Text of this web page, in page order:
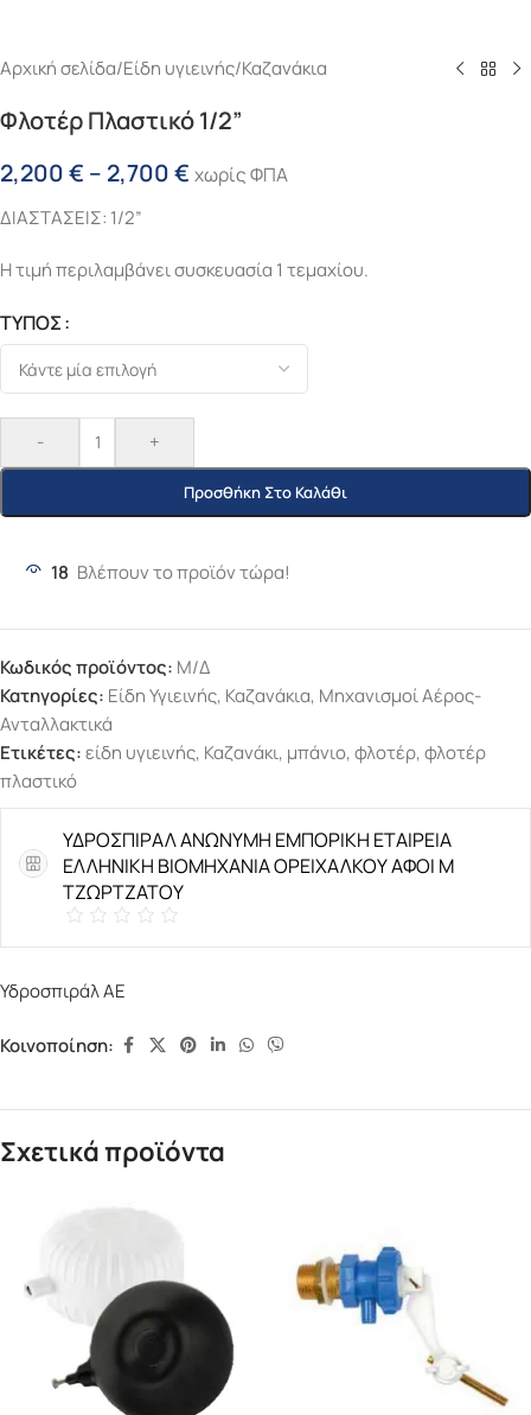
Αρχική σελίδα/Είδη υγιεινής/Καζανάκια
Φλοτέρ Πλαστικό 1/2”
2,200€ – 2,700€ χωρίς ΦΠΑ
ΔΙΑΣΤΑΣΕΙΣ: 1/2”
Η τιμή περιλαμβάνει συσκευασία 1 τεμαχίου.
ΤΥΠΟΣ
- +
Προσθήκη Στο Καλάθι
18 Βλέπουν το προϊόν τώρα!
Κωδικός προϊόντος: Μ/Δ
Κατηγορίες: Είδη Υγιεινής, Καζανάκια, Μηχανισμοί Αέρος-
Ανταλλακτικά
Ετικέτες:είδη υγιεινής, Καζανάκι, μπάνιο,φλοτέρ,φλοτέρ
πλαστικό
ΥΔΡΟΣΠΙΡΑΛ ΑΝΩΝΥΜΗ ΕΜΠΟΡΙΚΗ ΕΤΑΙΡΕΙΑ
ΕΛΛΗΝΙΚΗ ΒΙΟΜΗΧΑΝΙΑ ΟΡΕΙΧΑΛΚΟΥ ΑΦΟΙ Μ
ΤΖΩΡΤΖΑΤΟΥ
Υδροσπιράλ ΑΕ
Κοινοποίηση:
Σχετικά προϊόντα